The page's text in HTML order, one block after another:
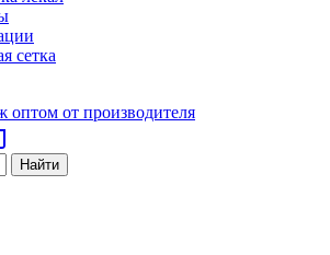
сетка
Найти